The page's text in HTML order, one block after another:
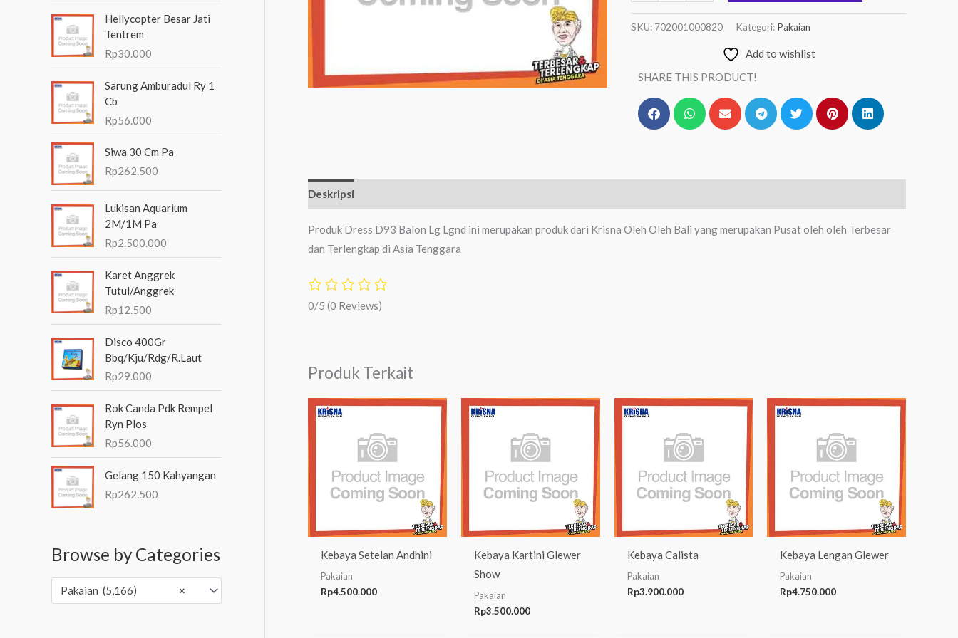
n
u
Hellycopter Besar Jati
Tentrem
Rp30.000
Sarung Amburadul Ry 1
Cb
Rp56.000
Siwa 30 Cm Pa
Rp262.500
Lukisan Aquarium
2M/1M Pa
Rp2.500.000
Karet Anggrek
Tutul/Anggrek
Rp12.500
Disco 400Gr
Bbq/Kju/Rdg/R.Laut
Rp29.000
Rok Canda Pdk Rempel
Ryn Plos
Rp56.000
Gelang 150 Kahyangan
Rp262.500
Browse by Categories
×
Pakaian (5,166)
SKU: 702001000820 Kategori: Pakaian
Add to wishlist
SHARE THIS PRODUCT!
Deskripsi
Produk Dress D93 Balon Lg Lgnd ini merupakan produk dari Krisna Oleh Oleh Bali yang merupakan Pusat oleh oleh Terbesar
dan Terlengkap di Asia Tenggara
0/5 (0 Reviews)
Produk Terkait
Kebaya Setelan Andhini
Pakaian
Rp4.500.000
Kebaya Kartini Glewer
Show
Pakaian
Rp3.500.000
Kebaya Calista
Pakaian
Rp3.900.000
Kebaya Lengan Glewer
Pakaian
Rp4.750.000